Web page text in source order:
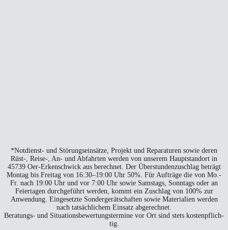
*Not­dienst- und Stö­rungs­ein­sät­ze, Pro­jekt und Repa­ra­tu­ren sowie deren
Rüst‑, Reise‑, An- und Abfahr­ten wer­den von unse­rem Haupt­stand­ort in
45739 Oer-Erken­sch­wick aus berech­net. Der Über­stun­den­zu­schlag beträgt
Mon­tag bis Frei­tag von 16:30–19:00 Uhr 50%. Für Auf­trä­ge die von Mo.-
Fr. nach 19:00 Uhr und vor 7:00 Uhr sowie Sams­tags, Sonn­tags oder an
Fei­er­ta­gen durch­ge­führt wer­den, kommt ein Zuschlag von 100% zur
Anwen­dung. Ein­ge­setz­te Son­der­ge­rät­schaf­ten sowie Mate­ria­li­en wer­den
nach tat­säch­li­chem Ein­satz abge­rech­net.
Bera­tungs- und Situa­ti­ons­be­wer­tungs­ter­mi­ne vor Ort sind stets kos­ten­pflich­
tig.